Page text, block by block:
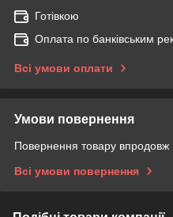
Готівкою
Оплата по банківським
Всі умови оплати
Умови повернення
Повернення товару впродовж
Всі умови повернення